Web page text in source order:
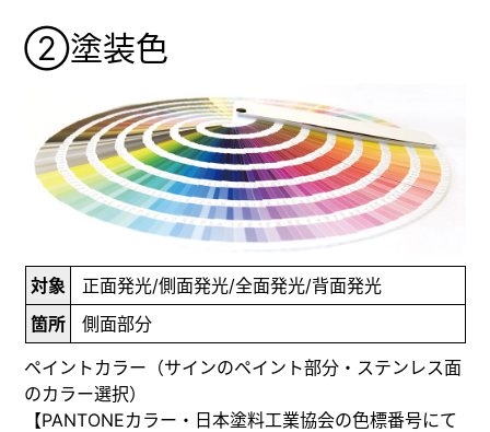
②塗装色
対象
正面発光/側面発光/全面発光/背面発光
箇所
側面部分
ペイントカラー（サインのペイント部分・ステンレス面
のカラー選択）
【PANTONEカラー ・日本塗料工業協会の色標番号にて